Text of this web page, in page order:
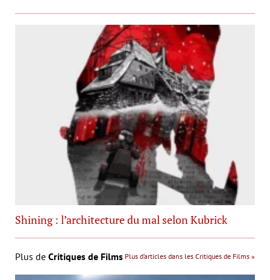
Shining : l’architecture du mal selon Kubrick
Plus de Critiques de Films Plus d’articles dans les Critiques de Films »